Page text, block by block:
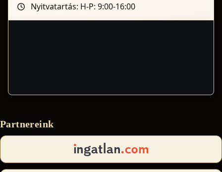
Nyitvatartás: H-P: 9:00-16:00
Partnereink